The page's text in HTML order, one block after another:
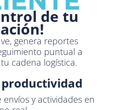
de tu
genera reportes
puntual a
cadena logística.
y actividades en